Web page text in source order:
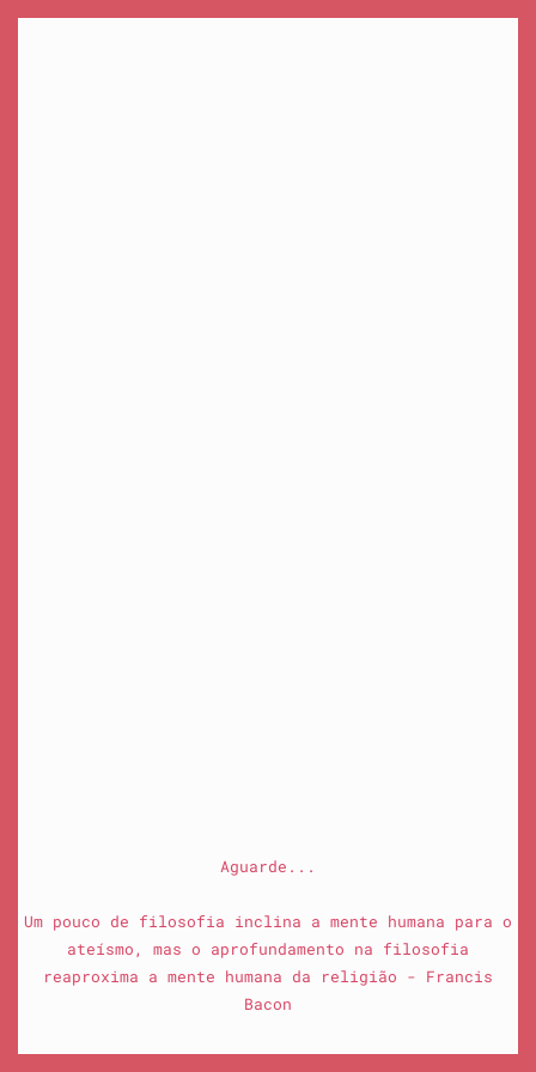
Aguarde...
Um pouco de filosofia inclina a mente humana para o
ateísmo, mas o aprofundamento na filosofia
reaproxima a mente humana da religião - Francis
Bacon